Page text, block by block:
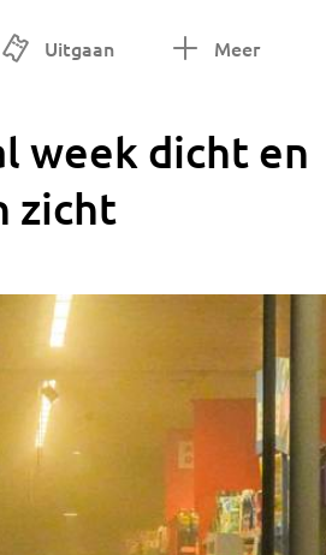
Uitgaan Meer
week dicht en
zicht